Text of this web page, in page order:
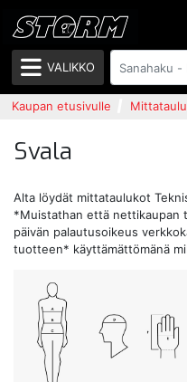
VALIKKO
Kaupan etusivulle
Svala
Alta löydät mittataulukot
*Muistathan että nettikaupan
päivän palautusoikeus
tuotteen* käyttämättömänä